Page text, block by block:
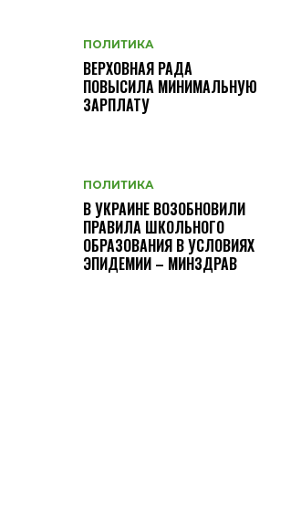
ПОЛИТИКА
ВЕРХОВНАЯ РАДА
ПОВЫСИЛА МИНИМАЛЬНУЮ
ЗАРПЛАТУ
ПОЛИТИКА
В УКРАИНЕ ВОЗОБНОВИЛИ
ПРАВИЛА ШКОЛЬНОГО
ОБРАЗОВАНИЯ В УСЛОВИЯХ
ЭПИДЕМИИ – МИНЗДРАВ